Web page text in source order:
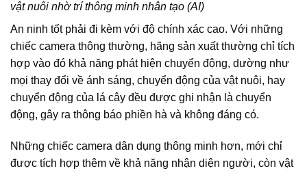
vật nuôi nhờ trí thông minh nhân tạo (AI)
An ninh tốt phải đi kèm với độ chính xác cao. Với những
chiếc camera thông thường, hãng sản xuất thường chỉ tích
hợp vào đó khả năng phát hiện chuyển động, dường như
mọi thay đổi về ánh sáng, chuyển động của vật nuôi, hay
chuyển động của lá cây đều được ghi nhận là chuyển
động, gây ra thông báo phiền hà và không đáng có.
Những chiếc camera dân dụng thông minh hơn, mới chỉ
được tích hợp thêm về khả năng nhận diện người, còn vật